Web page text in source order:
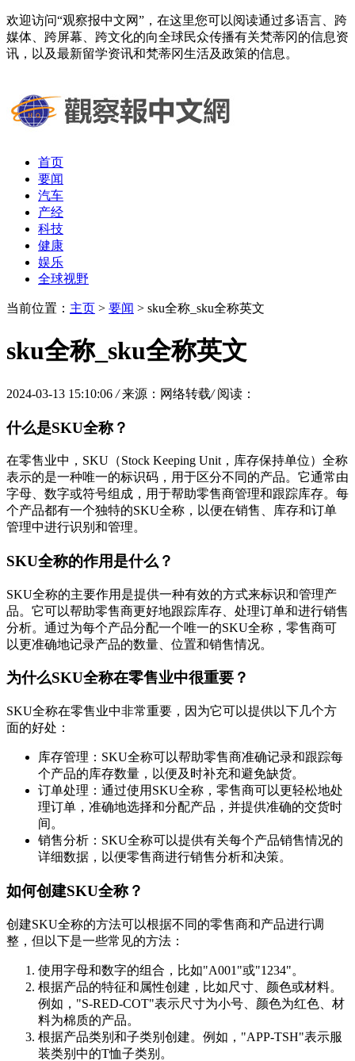
欢迎访问“观察报中文网”，在这里您可以阅读通过多语言、跨
媒体、跨屏幕、跨文化的向全球民众传播有关梵蒂冈的信息资
讯，以及最新留学资讯和梵蒂冈生活及政策的信息。
首页
要闻
汽车
产经
科技
健康
娱乐
全球视野
当前位置： 主页 > 要闻 > sku全称_sku全称英文
sku全称_sku全称英文
2024-03-13 15:10:06 / 来源：网络转载/ 阅读：
什么是SKU全称？
在零售业中，SKU（Stock Keeping Unit，库存保持单位）全称
表示的是一种唯一的标识码，用于区分不同的产品。它通常由
字母、数字或符号组成，用于帮助零售商管理和跟踪库存。每
个产品都有一个独特的SKU全称，以便在销售、库存和订单
管理中进行识别和管理。
SKU全称的作用是什么？
SKU全称的主要作用是提供一种有效的方式来标识和管理产
品。它可以帮助零售商更好地跟踪库存、处理订单和进行销售
分析。通过为每个产品分配一个唯一的SKU全称，零售商可
以更准确地记录产品的数量、位置和销售情况。
为什么SKU全称在零售业中很重要？
SKU全称在零售业中非常重要，因为它可以提供以下几个方
面的好处：
库存管理：SKU全称可以帮助零售商准确记录和跟踪每
个产品的库存数量，以便及时补充和避免缺货。
订单处理：通过使用SKU全称，零售商可以更轻松地处
理订单，准确地选择和分配产品，并提供准确的交货时
间。
销售分析：SKU全称可以提供有关每个产品销售情况的
详细数据，以便零售商进行销售分析和决策。
如何创建SKU全称？
创建SKU全称的方法可以根据不同的零售商和产品进行调
整，但以下是一些常见的方法：
使用字母和数字的组合，比如"A001"或"1234"。
根据产品的特征和属性创建，比如尺寸、颜色或材料。
例如，"S-RED-COT"表示尺寸为小号、颜色为红色、材
料为棉质的产品。
根据产品类别和子类别创建。例如，"APP-TSH"表示服
装类别中的T恤子类别。